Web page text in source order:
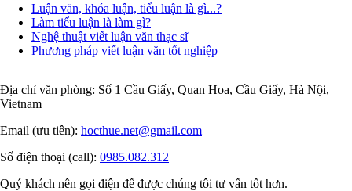
Luận văn, khóa luận, tiểu luận là gì...?
Làm tiểu luận là làm gì?
Nghệ thuật viết luận văn thạc sĩ
Phương pháp viết luận văn tốt nghiệp
Địa chỉ văn phòng: Số 1 Cầu Giấy, Quan Hoa, Cầu Giấy, Hà Nội,
Vietnam
Email (ưu tiên): hocthue.net@gmail.com
Số điện thoại (call): 0985.082.312
Quý khách nên gọi điện để được chúng tôi tư vấn tốt hơn.